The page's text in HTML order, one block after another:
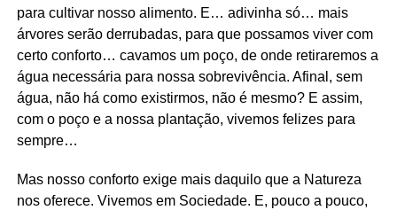
para cultivar nosso alimento. E… adivinha só… mais
árvores serão derrubadas, para que possamos viver com
certo conforto… cavamos um poço, de onde retiraremos a
água necessária para nossa sobrevivência. Afinal, sem
água, não há como existirmos, não é mesmo? E assim,
com o poço e a nossa plantação, vivemos felizes para
sempre…
Mas nosso conforto exige mais daquilo que a Natureza
nos oferece. Vivemos em Sociedade. E, pouco a pouco,